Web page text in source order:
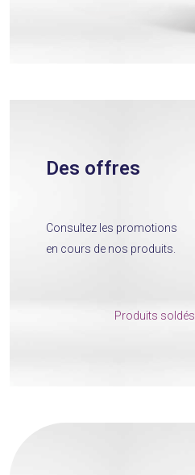
Des offres
Consultez les promotions
en cours de nos produits
Produits soldés